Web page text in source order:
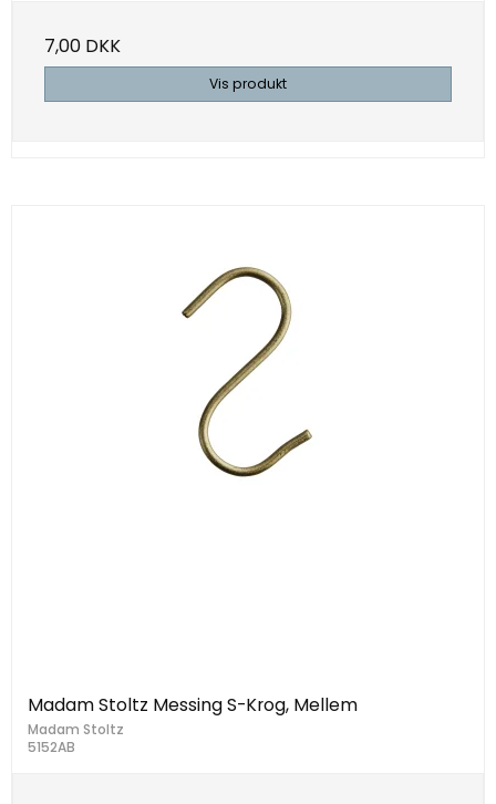
7,00 DKK
Vis produkt
Madam Stoltz Messing S-Krog, Mellem
Madam Stoltz
5152AB